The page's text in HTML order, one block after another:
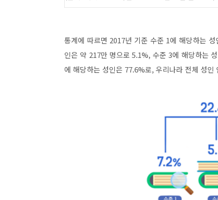
통계에 따르면 2017년 기준 수준 1에 해당하는
인은 약 217만 명으로5.1%, 수준3에 해당하는
에 해당하는 성인은 77.6%로,우리나라 전체 성인